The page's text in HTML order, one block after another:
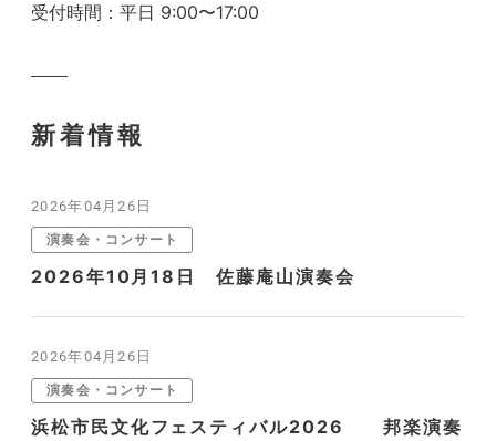
受付時間：平日 9:00〜17:00
新着情報
2026年04月26日
演奏会・コンサート
2026年10月18日 佐藤庵山演奏会
2026年04月26日
演奏会・コンサート
浜松市民文化フェスティバル2026 邦楽演奏